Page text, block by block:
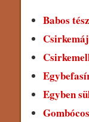
Babos
Egyben